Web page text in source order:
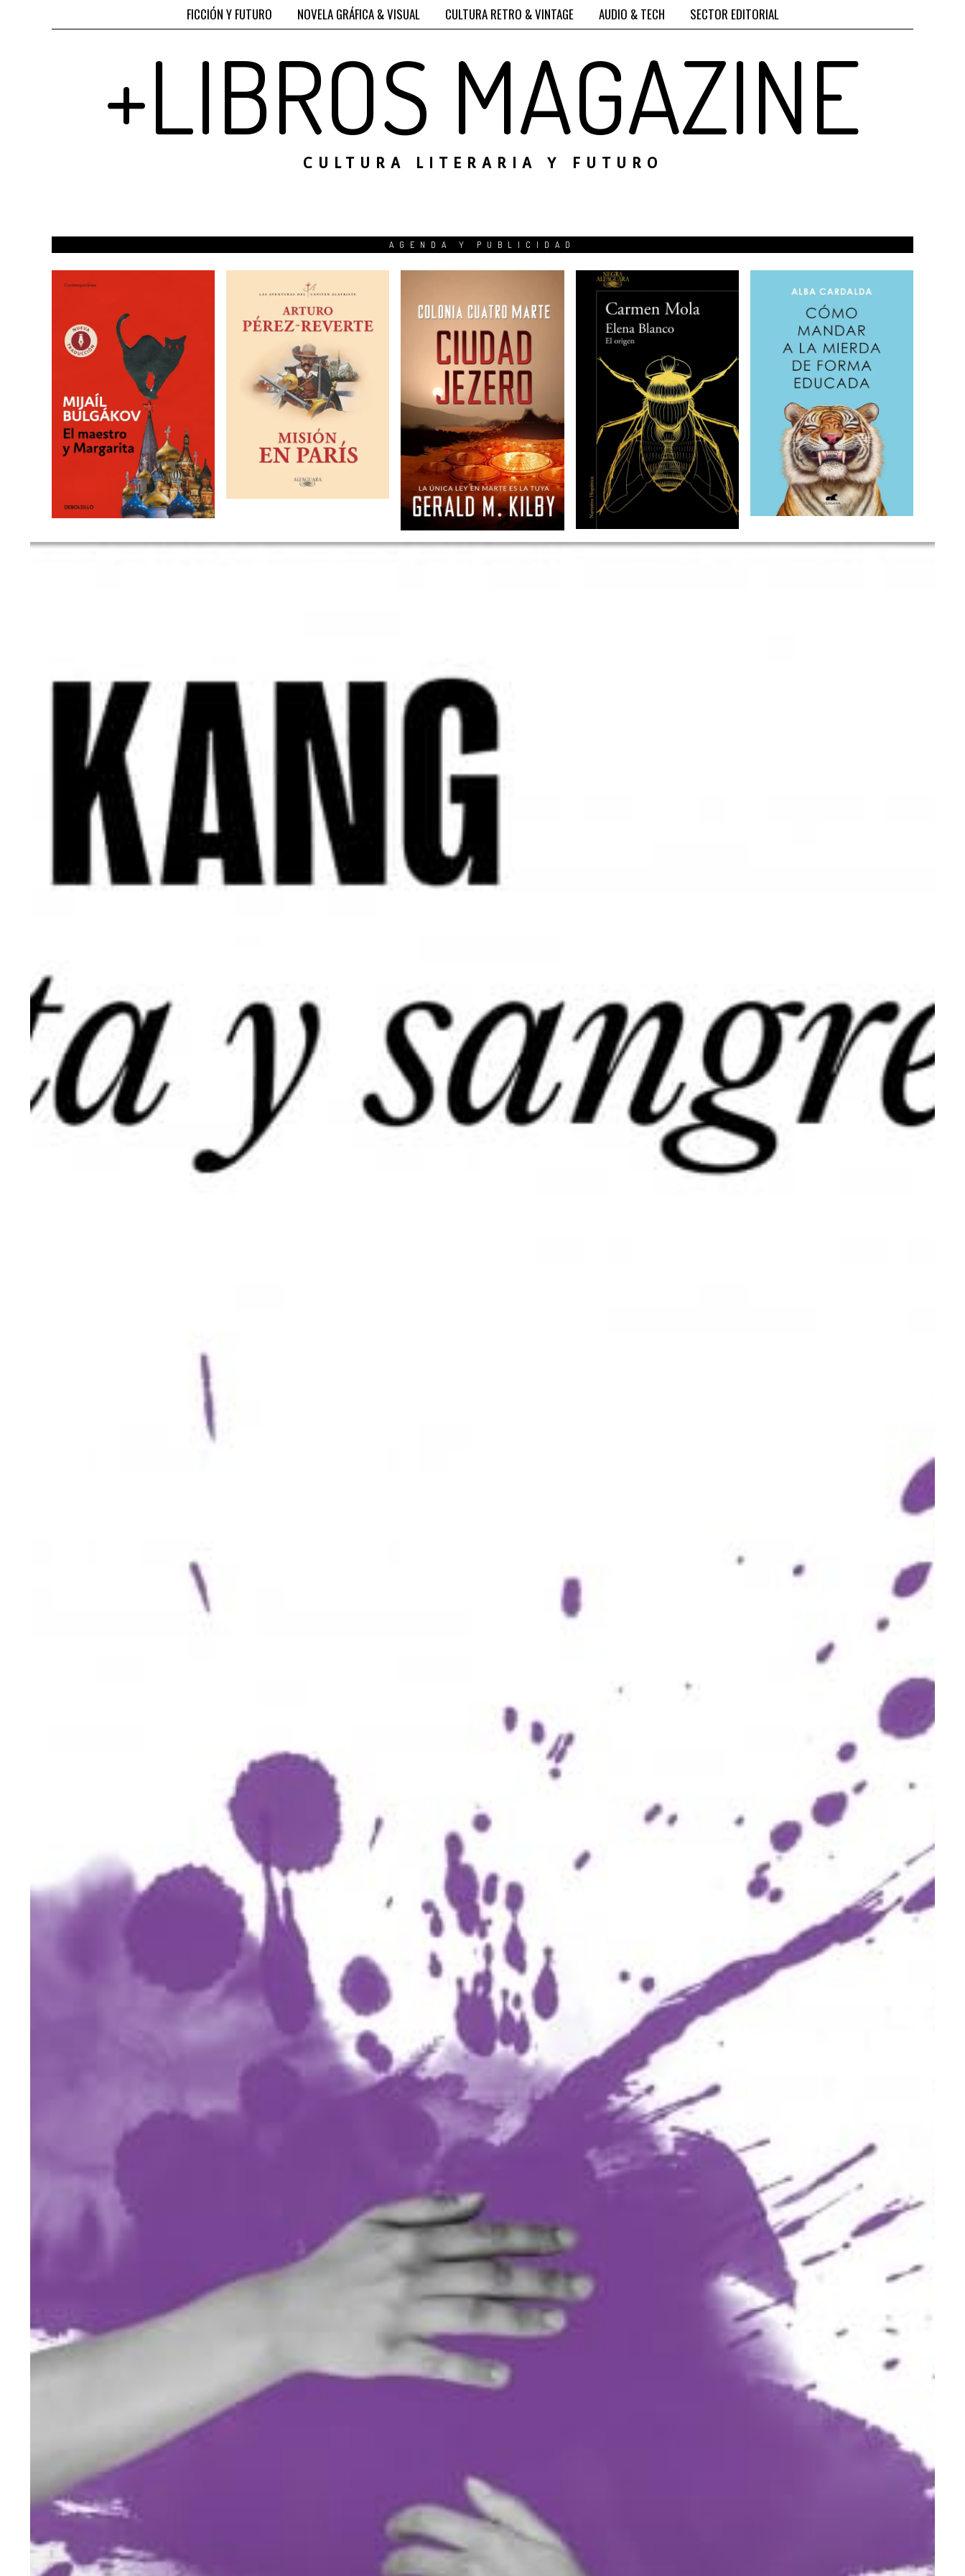
FICCIÓN Y FUTURO NOVELA GRÁFICA & VISUAL CULTURA RETRO & VINTAGE AUDIO & TECH SECTOR EDITORIAL
+LIBROS MAGAZINE
CULTURA LITERARIA Y FUTURO
AGENDA Y PUBLICIDAD